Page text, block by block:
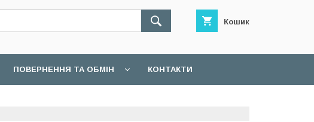
Кошик
ПОВЕРНЕННЯ ТА ОБМІН КОНТАКТИ